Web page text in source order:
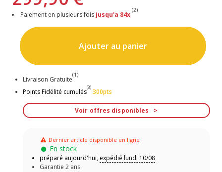
Paiement en plusieurs fois jusqu'a 84x
(2)
Ajouter au panier
Livraison Gratuite
(1)
Points Fidélité cumulés
(3)
300pts
Voir offres disponibles
Dernier article disponible en ligne
En stock
préparé aujourd'hui, expédié lundi 10/08
Garantie 2 ans